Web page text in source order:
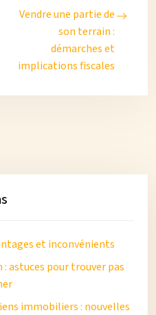
Vendre une partie de
son terrain :
démarches et
implications fiscales
et inconvénients
astuces pour trouver pas
immobiliers : nouvelles